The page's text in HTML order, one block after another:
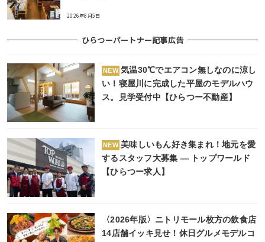
2026年8月5日
ひらつーパートナー記事広告
NEW 気温30℃でエアコン無しなのに涼し
い！寝屋川に完成した平屋のモデルハウ
ス。見学受付中【ひらつー不動産】
NEW 美味しいもん好き集まれ！地元を愛
するスタッフ大募集 ― トップワールド
【ひらつー求人】
〈2026年版〉ニトリモール枚方の飲食店
14店舗イッキ見せ！休日グルメモデルコ